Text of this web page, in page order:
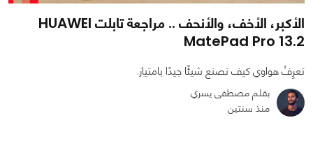
الأكبر، الأخف، والأنحف .. مراجعة تابلت HUAWEI
MatePad Pro 13.2
تعرِفُ هواوي كيف تصنع شيئًا جيدًا بامتياز.
بقلم مصطفى يسري
منذ سنتين